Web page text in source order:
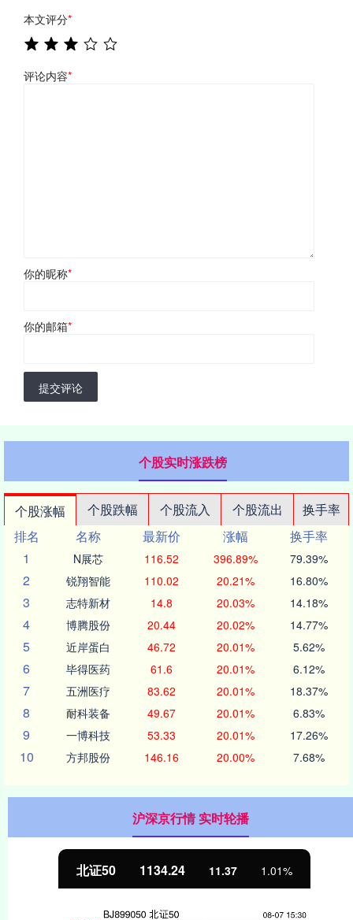
本文评分*
评论内容*
你的昵称*
你的邮箱*
提交评论
个股实时涨跌榜
个股涨幅 个股跌幅 个股流入 个股流出
换手率
排名
名称 最新价 涨幅
换手率
1
N展芯 116.52 396.89% 79.39%
2 锐翔智能 110.02 20.21% 16.80%
3 志特新材 14.8 20.03% 14.18%
4 博腾股份 20.44 20.02% 14.77%
5 近岸蛋白 46.72 20.01% 5.62%
6 毕得医药 61.6 20.01% 6.12%
7 五洲医疗 83.62 20.01% 18.37%
8 耐科装备 49.67 20.01% 6.83%
9 一博科技 53.33 20.01% 17.26%
10 方邦股份 146.16 20.00% 7.68%
沪深京行情 实时轮播
北证50 1134.24 11.37 1.01%